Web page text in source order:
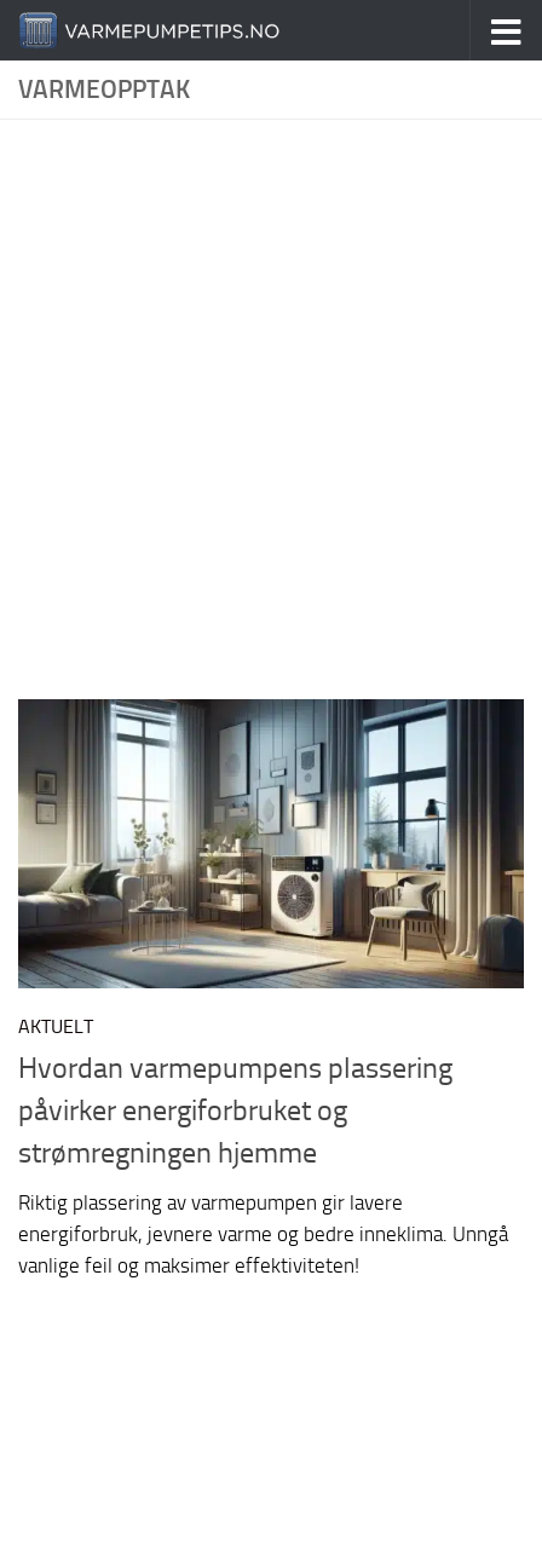
Skip to content
VARMEOPPTAK
AKTUELT
Hvordan varmepumpens plassering
påvirker energiforbruket og
strømregningen hjemme
Riktig plassering av varmepumpen gir lavere
energiforbruk, jevnere varme og bedre inneklima. Unngå
vanlige feil og maksimer effektiviteten!